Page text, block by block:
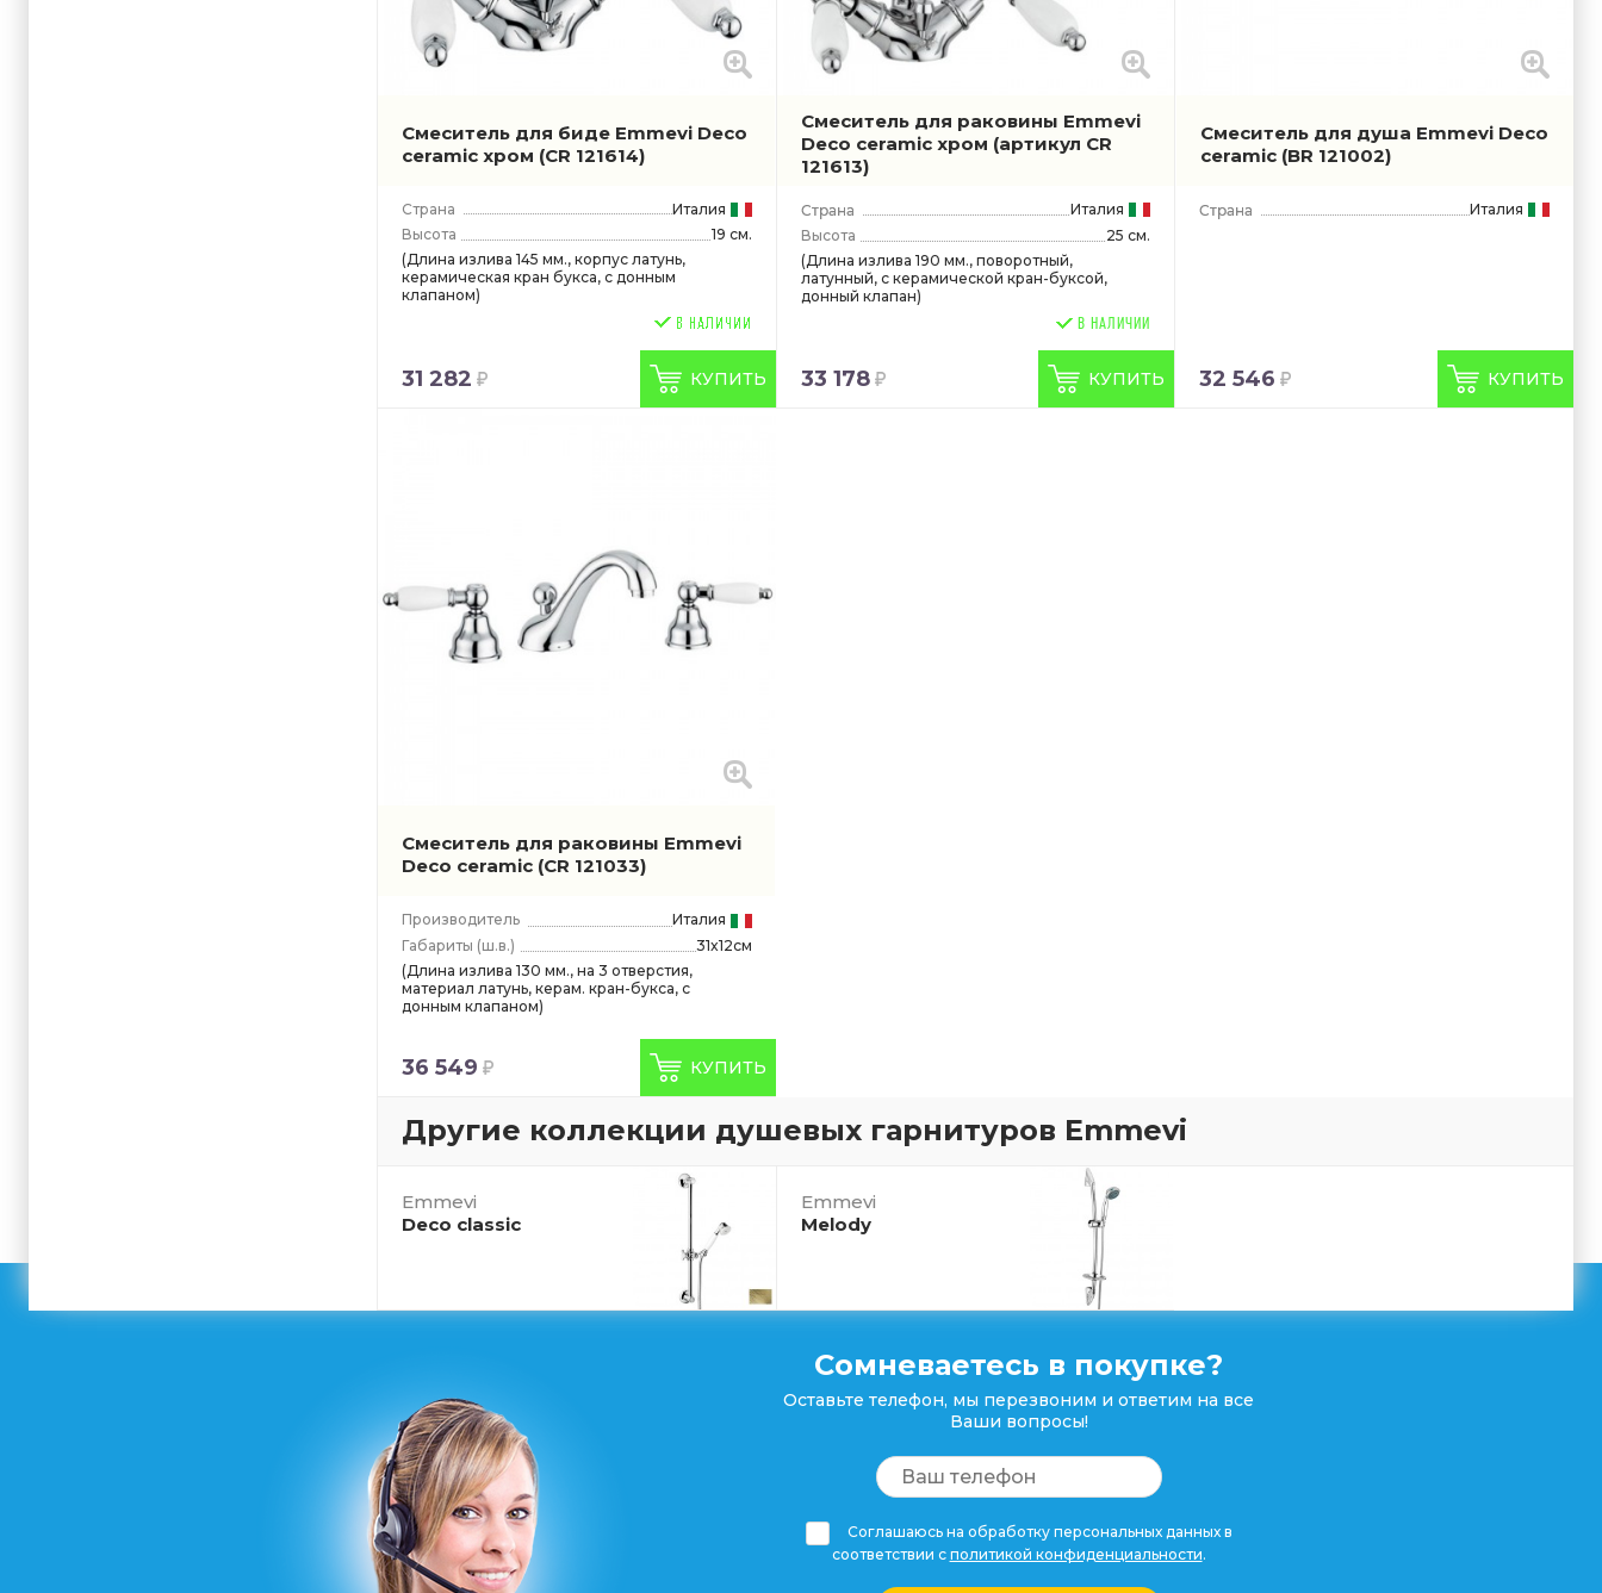
Смеситель для биде Emmevi Deco
ceramic хром (CR 121614)
Страна
Италия
Высота
19 см.
(Длина излива 145 мм., корпус латунь,
керамическая кран букса, с донным
клапаном)
31 282 КУПИТЬ
Смеситель для раковины Emmevi
Deco ceramic хром (артикул CR
121613)
Италия
Высота
25 см.
(Длина излива 190 мм., поворотный,
латунный, с керамической кран-буксой,
донный клапан)
В НАЛИЧИИ
33 178 КУПИТЬ
Смеситель для душа Emmevi Deco
ceramic (BR 121002)
Италия
32 546 КУПИТЬ
Смеситель для раковины Emmevi
Deco ceramic (CR 121033)
Производитель
Италия
Габариты (ш.в.)
31x12см
(Длина излива 130 мм., на 3 отверстия,
материал латунь, керам. кран-букса, с
донным клапаном)
36 549 КУПИТЬ
Другие коллекции душевых гарнитуров Emmevi
Emmevi
Deco classic
Emmevi
Melody
Сомневаетесь в покупке?
Оставьте телефон, мы перезвоним и ответим на все
Ваши вопросы!
Соглашаюсь на обработку персональных данных в
соответствии с политикой конфиденциальности.